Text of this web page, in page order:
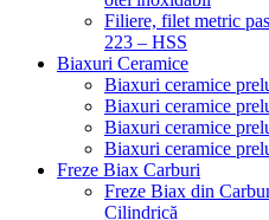
Filiere, filet metric
223 – HSS
Biaxuri Ceramice
Biaxuri ceramice
Biaxuri ceramice
Biaxuri ceramice
Biaxuri ceramice
Freze Biax Carburi
Freze Biax din
Cilindrică